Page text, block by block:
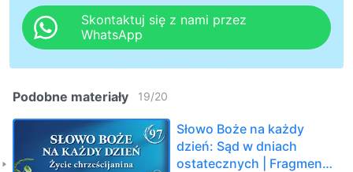
Skontaktuj się z nami przez
WhatsApp
Podobne materiały 19/20
Słowo Boże na każdy
dzień: Sąd w dniach
ostatecznych | Fragment